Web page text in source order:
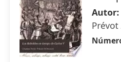
Autor: